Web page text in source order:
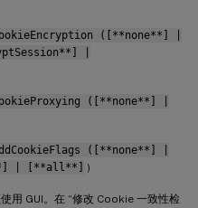
([**none**] |
|
([**none**] |
([**none**] |
| [**all**] )
用 GUI。在 “修改 Cookie 一致性检